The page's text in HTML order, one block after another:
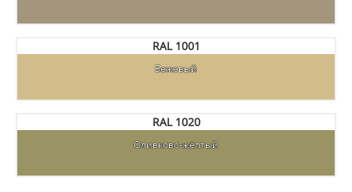
RAL 1001
Бежевый
RAL 1020
Оливково-жёлтый